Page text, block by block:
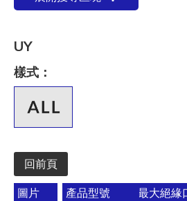
UY
樣式：
回前頁
圖片 產品型號 最大絕緣